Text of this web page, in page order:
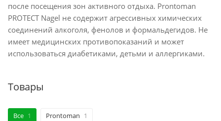
после посещения зон активного отдыха. Prontoman
PROTECT Nagel не содержит агрессивных химических
соединений алкоголя, фенолов и формальдегидов. Не
имеет медицинских противопоказаний и может
использоваться диабетиками, детьми и аллергиками.
Товары
Все 1 Prontoman 1